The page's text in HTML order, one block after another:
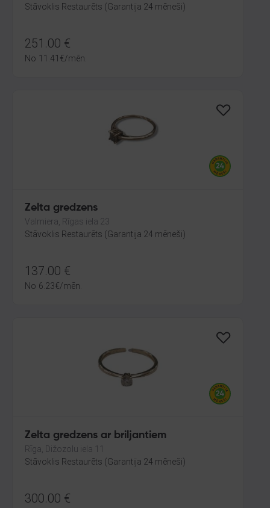
Stāvoklis Restaurēts (Garantija 24 mēneši)
251.00 €
No 11.41 €/mēn.
Zelta gredzens
Valmiera, Rīgas iela 23
Stāvoklis Restaurēts (Garantija 24 mēneši)
137.00 €
No 6.23€/mēn.
Zelta gredzens ar briljantiem
Rīga, Dižozolu iela 11
Stāvoklis Restaurēts (Garantija 24 mēneši)
300.00 €